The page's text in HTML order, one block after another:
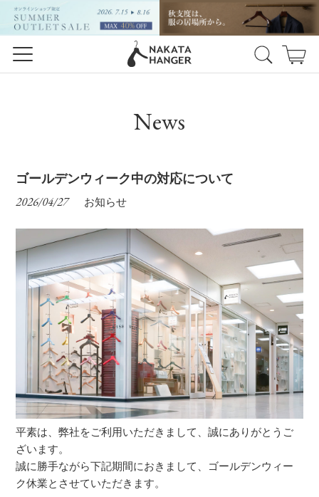
News
ゴールデンウィーク中の対応について
2026/04/27 お知らせ
平素は、弊社をご利用いただきまして、誠にありがとうご
ざいます。
誠に勝手ながら下記期間におきまして、ゴールデンウィー
ク休業とさせていただきます。